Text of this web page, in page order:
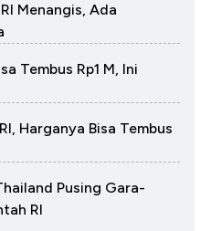
Menangis, Ada
Tembus Rp1 M, Ini
Harganya Bisa Tembus
Pusing Gara-
RI